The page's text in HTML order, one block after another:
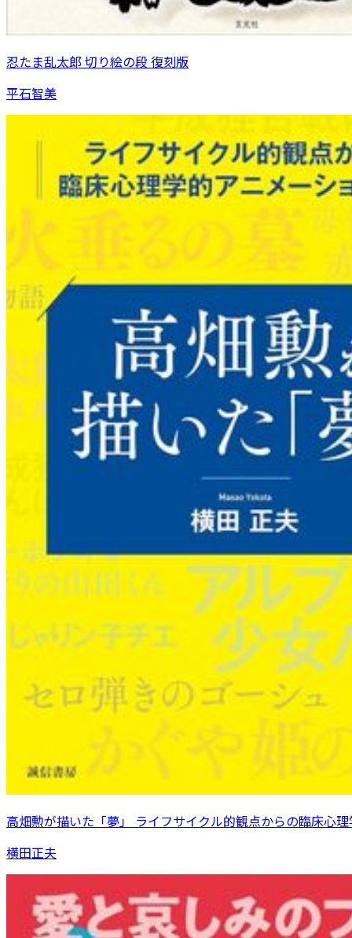
忍たま乱太郎 切り絵の段 復刻版
平石智美
高畑勲が描いた「夢」 ライフサイクル的観点からの臨床心
横田正夫